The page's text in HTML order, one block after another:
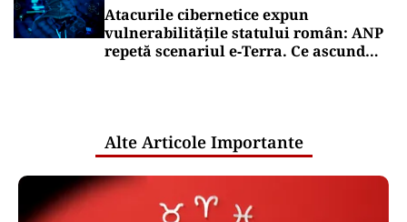
Atacurile cibernetice expun
vulnerabilitățile statului român: ANP
repetă scenariul e‑Terra. Ce ascund
Alte Articole Importante